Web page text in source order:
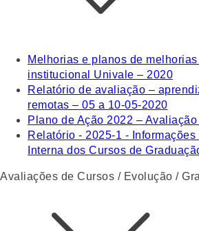
Melhorias e planos de
institucional Univale – 2020
Relatório de avaliação –
remotas – 05 a 10-05-2020
Plano de Ação 2022 –
Relatório - 2025-1 -
Interna dos Cursos de
Avaliações de Cursos / Evolução /